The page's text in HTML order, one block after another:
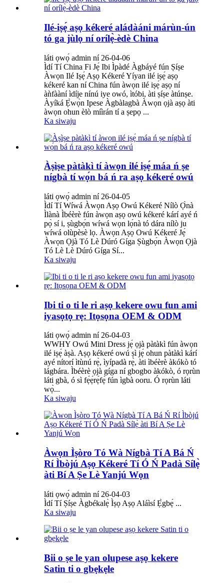
Ilé-iṣẹ́ aṣọ kékeré aládàáni márùn-ún
tó ga jùlọ ní orílẹ̀-èdè China
láti ọwọ́ admin ní 26-04-06
Ìdí Tí China Fi Jẹ́ Ibi Ìpàdé Àgbáyé fún Ṣíṣe
Àwọn Ilé Iṣẹ́ Aṣọ Kékeré Yíyan ilé iṣẹ́ aṣọ
kékeré kan ní China fún àwọn ilé iṣẹ́ aṣọ ní
àǹfààní ìdíje nínú iye owó, ìtóbi, àti ṣíṣe àtúnṣe.
Àyíká Ẹ̀wọ̀n Ipese Àgbàlagbà Àwọn ọjà aṣọ àti
àwọn ohun èlò míìrán tí a ṣepọ ...
Ka siwaju
Àṣìṣe pàtàkì tí àwọn ilé iṣẹ́ máa ń ṣe
nígbà tí wọ́n bá ń ra aṣọ kékeré owú
láti ọwọ́ admin ní 26-04-05
Ìdí Tí Wíwá Àwọn Aṣọ Owú Kékeré Nílò Ọ̀nà
Ìlànà Ìbéèrè fún àwọn aṣọ owú kékeré kárí ayé ń
pọ̀ sí i, ṣùgbọ́n wíwá wọn lọ́nà tó dára nílò ju
wíwá olùpèsè lọ. Àwọn Aṣọ Owú Kékeré Jẹ́
Àwọn Ọjà Tó Lè Dúró Gíga Ṣùgbọ́n Àwọn Ọjà
Tó Lè Lè Dúró Gíga Sí...
Ka siwaju
Ibi ti o ti le ri aṣọ kekere owu fun ami
iyasọtọ rẹ: Itọsọna OEM & ODM
láti ọwọ́ admin ní 26-04-03
WWHY Owú Mini Dress jẹ́ ọjà pàtàkì fún àwọn
ilé iṣẹ́ àṣà. Aṣọ kékeré owú ṣì jẹ́ ohun pàtàkì kárí
ayé nítorí ìtùnú rẹ̀, ìyípadà rẹ̀, àti ìbéèrè àkókò tó
lágbára. Ìbéèrè ọjà gíga ní gbogbo àkókò, ó rọrùn
láti gbà, ó sì fẹ́ẹ́rẹ́fẹ́ fún ìgbà ooru. Ó rọrùn láti
wọ̀...
Ka siwaju
Àwọn Ìṣòro Tó Wà Nígbà Tí A Bá Ń
Rí Ìbòjú Aṣọ Kékeré Tí Ó Ń Padà Sílẹ̀
àti Bí A Ṣe Lè Yanjú Wọn
láti ọwọ́ admin ní 26-04-03
Ìdí Tí Ṣíṣe Àgbékalẹ̀ Ìṣọ Aṣọ Aláìsí Ẹ̀gbẹ́ ...
Ka siwaju
Bii o ṣe le yan olupese aṣọ kekere
Satin ti o gbẹkẹle